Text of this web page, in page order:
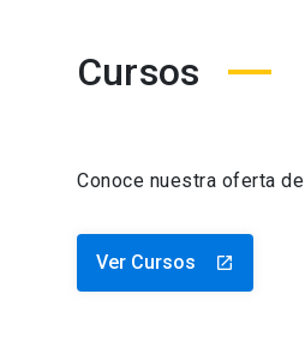
Cursos
Conoce nuestra oferta
Ver Cursos launch